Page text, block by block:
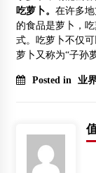
吃萝卜。 在许多
的食品是萝卜，
式。吃萝卜不仅
萝卜又称为“子孙萝
Posted in 业